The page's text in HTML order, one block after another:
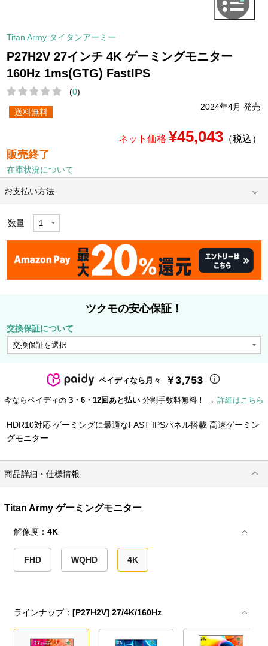
Titan Army タイタンアーミー
P27H2V 27インチ 4K ゲーミングモニター
160Hz 1ms(GTG) FastIPS
(0)
2024年4月 発売
送料無料
ネット価格 ¥45,043（税込）
販売終了
在庫状況について
お支払い方法
数量
ツクモの安心保証！
交換保証について
ペイディなら月々 ￥3,753
今ならペイディの 3・6・12回あと払い 分割手数料無料！ → 詳細はこちら
HDR10対応 ゲーミングに最適なFAST IPSパネル搭載 高速ゲーミン
グモニター
商品詳細・仕様情報
Titan Army ゲーミングモニター
解像度：4K
FHD WQHD 4K
ラインナップ：[P27H2V] 27/4K/160Hz